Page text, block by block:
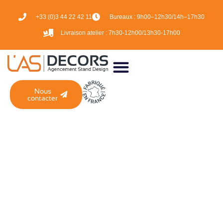
+33 (0)3 44 22 42 11 Bureaux : 9h00–12h30/14h–17h30
Livraison atelier : 7h30-12h00/13h30-17h00
Nous
contacter